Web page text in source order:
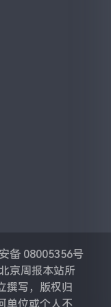
备 08005356号
北京周报本站所
撰写，版权归
单位或个人不